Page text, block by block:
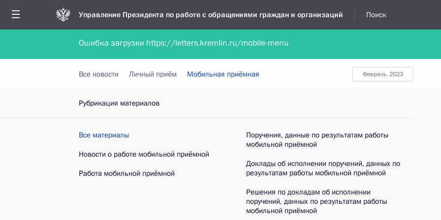
Управление Президента по работе с обращениями граждан и организаций Поиск
Обратиться в форме электронного документа Обратиться в устной форме
февраль, 2023
Все новости Личный приём Мобильная приёмная
Рубрикация материалов
Все материалы
Новости о работе мобильной приёмной
Работа мобильной приёмной
Поручения, данные по результатам работы
мобильной приёмной
Доклады об исполнении поручений, данных по
результатам работы мобильной приёмной
Решения по докладам об исполнении
поручений, данных по результатам работы
мобильной приёмной
Ошибка загрузки https://letters.kremlin.ru/mobile-menu